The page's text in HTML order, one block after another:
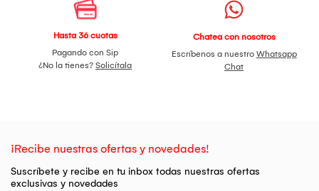
Hasta 36 cuotas
Pagando con Sip
¿No la tienes? Solicítala
Chatea con nosotros
Escríbenos a nuestro Whatsapp
Chat
¡Recibe nuestras ofertas y novedades!
Suscríbete y recibe en tu inbox todas nuestras ofertas
exclusivas y novedades